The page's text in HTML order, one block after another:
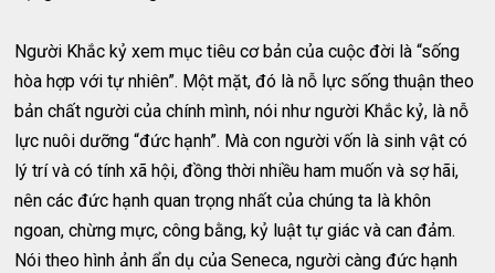
Người Khắc kỷ xem mục tiêu cơ bản của cuộc đời là “sống
hòa hợp với tự nhiên”. Một mặt, đó là nỗ lực sống thuận theo
bản chất người của chính mình, nói như người Khắc kỷ, là nỗ
lực nuôi dưỡng “đức hạnh”. Mà con người vốn là sinh vật có
lý trí và có tính xã hội, đồng thời nhiều ham muốn và sợ hãi,
nên các đức hạnh quan trọng nhất của chúng ta là khôn
ngoan, chừng mực, công bằng, kỷ luật tự giác và can đảm.
Nói theo hình ảnh ẩn dụ của Seneca, người càng đức hạnh